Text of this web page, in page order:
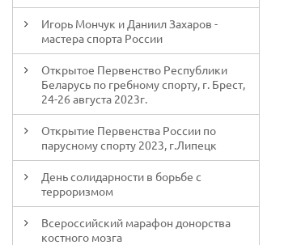
Игорь Мончук и Даниил Захаров -
мастера спорта России
Открытое Первенство Республики
Беларусь по гребному спорту, г. Брест,
24-26 августа 2023г.
Открытие Первенства России по
парусному спорту 2023, г.Липецк
День солидарности в борьбе с
терроризмом
Всероссийский марафон донорства
костного мозга